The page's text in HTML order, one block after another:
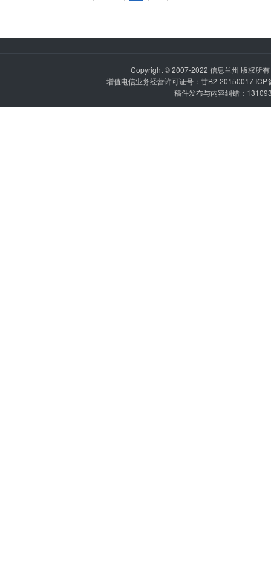
Copyright © 2007-2022 信息兰州 版权所
增值电信业务经营许可证号：甘B2-20150017 ICP
稿件发布与内容纠错：